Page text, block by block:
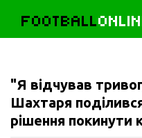
FOOTBALL
"Я відчував
Шахтаря
рішення покинути